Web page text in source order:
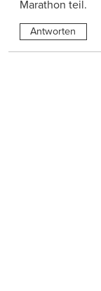
Marathon teil.
Antworten